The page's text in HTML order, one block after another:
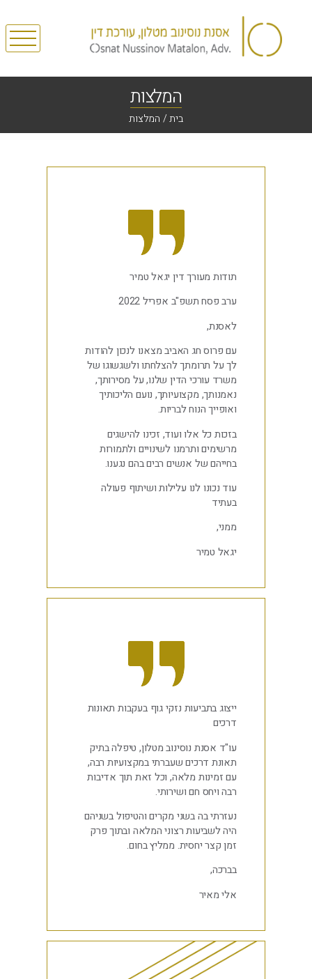
המלצות
בית/ המלצות
תודות מעורך דין יגאל טמיר
ערב פסח תשפ"ב אפריל 2022
לאסנת,
עם פרוס חג האביב מצאנו לנכון להודות
לך על תרומתך להצלחתו ולשגשוגו של
משרד עורכי הדין שלנו, על מסירותך,
נאמנותך, מקצועיותך, נועם הליכותיך
ואופייך הנוח לבריות.
בזכות כל אלו ועוד, זכינו להישגים
מרשימים ותרמנו לשינויים ולתמורות
בחייהם של אנשים רבים בהם נגענו.
עוד נכונו לנו עלילות ושיתוף פעולה
בעתיד
ממני,
יגאל טמיר
ייצוג בתביעות נזקי גוף בעקבות תאונות
דרכים
עו"ד אסנת נוסינוב מטלון, טיפלה בתיק
תאונת דרכים שעברתי במקצועיות רבה,
עם זמינות מלאה, וכל זאת תוך אדיבות
רבה ויחס חם ושירותי.
נעזרתי בה בשני מקרים והטיפול בשניהם
היה לשביעות רצוני המלאה ובתוך פרק
זמן קצר יחסית. ממליץ בחום.
בברכה,
אלי מאיר